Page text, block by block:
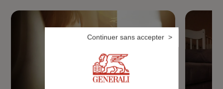
Continuer sans accepter